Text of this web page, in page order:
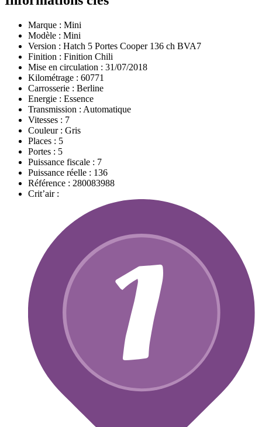
Marque : Mini
Modèle : Mini
Version : Hatch 5 Portes Cooper 136 ch BVA7
Finition : Finition Chili
Mise en circulation : 31/07/2018
Kilométrage : 60771
Carrosserie : Berline
Energie : Essence
Transmission : Automatique
Vitesses : 7
Couleur : Gris
Places : 5
Portes : 5
Puissance fiscale : 7
Puissance réelle : 136
Référence : 280083988
Crit’air :